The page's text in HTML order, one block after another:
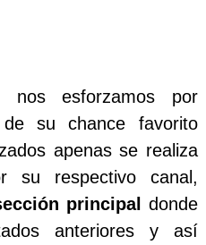
nos esforzamos por
su chance favorito
apenas se realiza
respectivo canal,
principal donde
anteriores y así